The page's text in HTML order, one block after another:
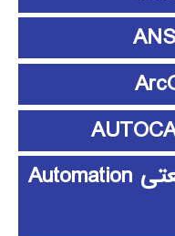
آموزش اتوماسیون صنعتی Automation